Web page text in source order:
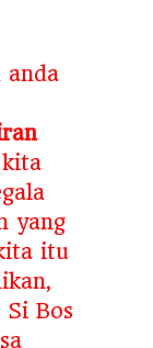
anda
yang
itu
Bos